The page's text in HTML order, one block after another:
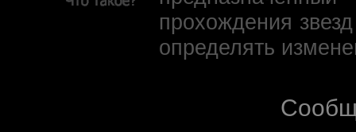
прохождения
определять